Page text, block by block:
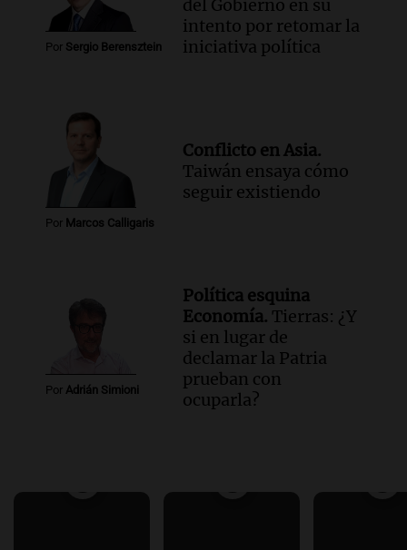
Por Sergio Berensztein
del Gobierno en su
intento por retomar la
iniciativa política
Por Marcos Calligaris
Conflicto en Asia.
Taiwán ensaya cómo
seguir existiendo
Por Adrián Simioni
Política esquina
Economía. Tierras: ¿Y
si en lugar de
declamar la Patria
prueban con
ocuparla?